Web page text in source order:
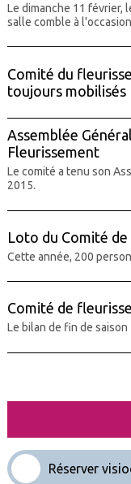
Le dimanche 11 février,
salle comble à
Comité du
toujours mobilisés
Assemblée
Fleurissement
Le comité a tenu son
2015.
Loto du Comité
Cette année, 200
Comité de
Le bilan de fin de saison
Réserver